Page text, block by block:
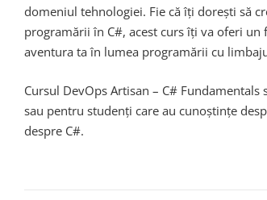
domeniul tehnologiei. Fie că îți dorești să
programării în C#, acest curs îți va oferi un
aventura ta în lumea programării cu
Cursul DevOps Artisan – C#
sau pentru studenți care au cunoștințe
despre C#.